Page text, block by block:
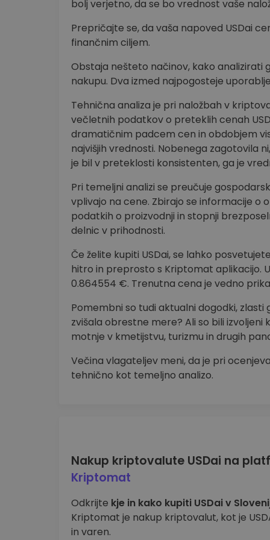
bolj verjetno, da se bo vrednost vaše
Prepričajte se, da vaša napoved USDai
finančnim ciljem.
Obstaja nešteto načinov, kako
nakupu. Dva izmed najpogosteje
Tehnična analiza je pri naložbah v
večletnih podatkov o preteklih cenah
dramatičnim padcem cen in obdobjem
najvišjih vrednosti. Nobenega zagotovila
je bil v preteklosti konsistenten, ga je
Pri temeljni analizi se preučuje
vplivajo na cene. Zbirajo se informacije
podatkih o proizvodnji in stopnji
delnic v prihodnosti.
Če želite kupiti USDai, se lahko
hitro in preprosto s Kriptomat aplikacijo.
0.864554 €. Trenutna cena je vedno
Pomembni so tudi aktualni dogodki, zlasti
zvišala obrestne mere? Ali so bili izvoljeni
motnje v kmetijstvu, turizmu in drugih
Večina vlagateljev meni, da je pri
tehnično kot temeljno analizo.
Nakup kriptovalute USDai na
Kriptomat
Odkrijte kje in kako kupiti USDai v
Kriptomat je nakup kriptovalut, kot je
in varen.